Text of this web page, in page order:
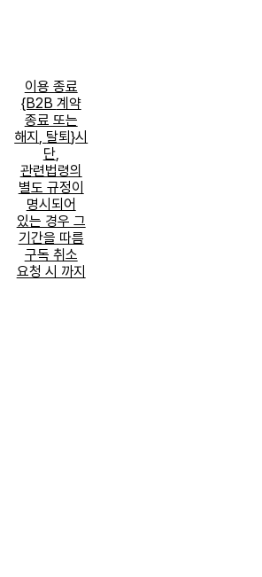
이용 종료
{B2B 계약
종료 또는
해지, 탈퇴}시
단,
관련법령의
별도 규정이
명시되어
있는 경우 그
기간을 따름
구독 취소
요청 시 까지